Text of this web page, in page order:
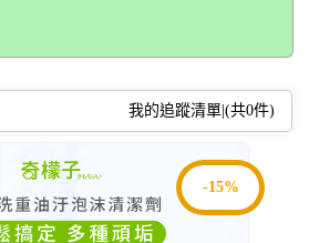
我的追蹤清單|(共0件)
-15%